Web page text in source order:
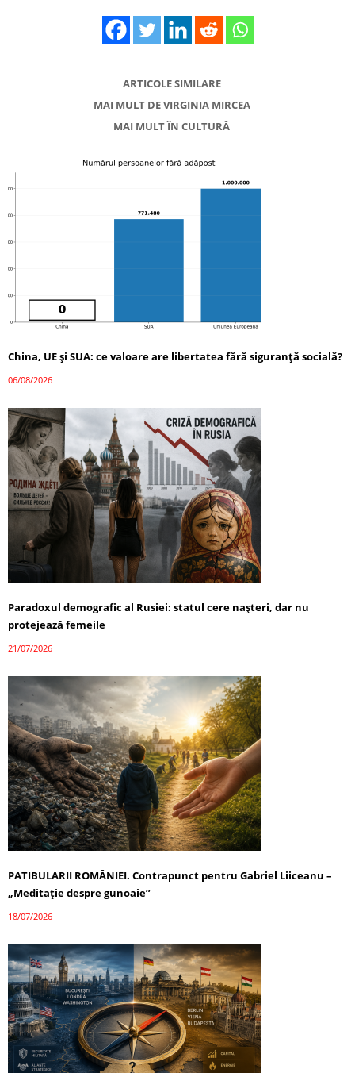
ARTICOLE SIMILARE
MAI MULT DE VIRGINIA MIRCEA
MAI MULT ÎN CULTURĂ
China, UE și SUA: ce valoare are libertatea fără siguranță socială?
06/08/2026
Paradoxul demografic al Rusiei: statul cere nașteri, dar nu
protejează femeile
21/07/2026
PATIBULARII ROMÂNIEI. Contrapunct pentru Gabriel Liiceanu –
„Meditație despre gunoaie”
18/07/2026